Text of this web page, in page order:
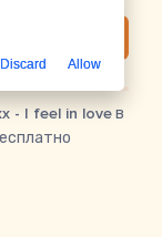
- I feel in loveв
Discard Allow